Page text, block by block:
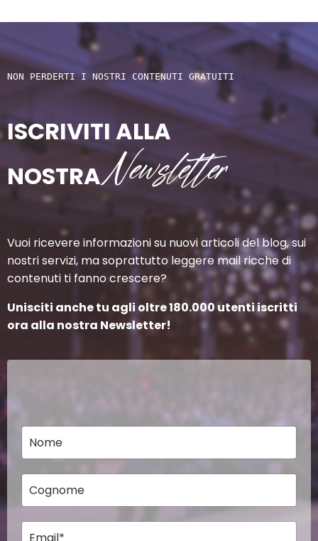
NON PERDERTI I NOSTRI CONTENUTI GRATUITI
ISCRIVITI ALLA
NOSTRANewsletter
Vuoi ricevere informazioni su nuovi articoli del blog, sui
nostri servizi, ma soprattutto leggere mail ricche di
contenuti ti fanno crescere?
Unisciti anche tu agli oltre 180.000 utenti iscritti
ora alla nostra Newsletter!